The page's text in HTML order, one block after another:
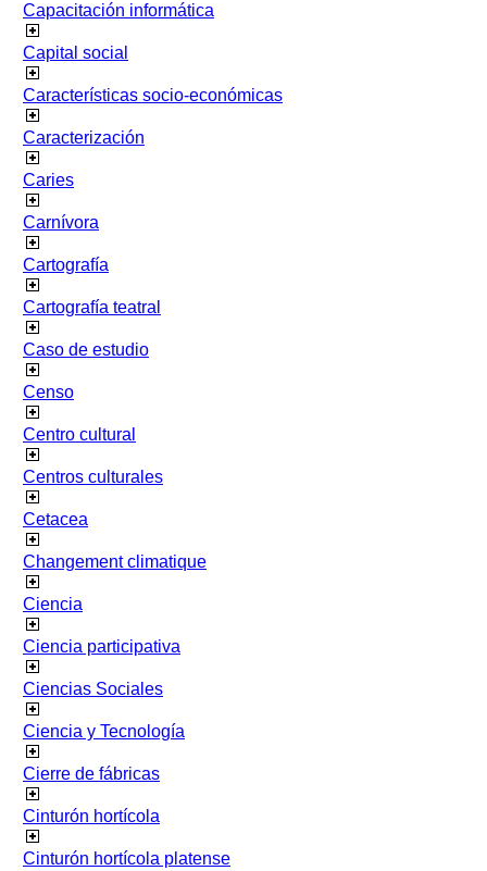
Capacitación informática
Capital social
Características socio-económicas
Caracterización
Caries
Carnívora
Cartografía
Cartografía teatral
Caso de estudio
Censo
Centro cultural
Centros culturales
Cetacea
Changement climatique
Ciencia
Ciencia participativa
Ciencias Sociales
Ciencia y Tecnología
Cierre de fábricas
Cinturón hortícola
Cinturón hortícola platense